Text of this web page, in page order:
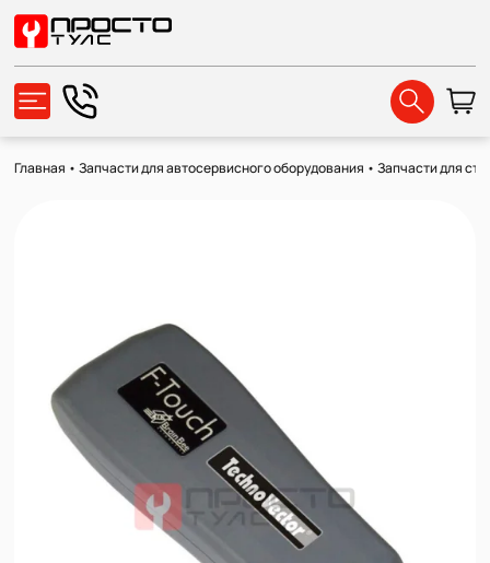
Главная •Запчасти для автосервисного оборудования •Запчасти для